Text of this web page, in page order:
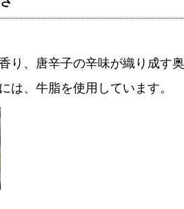
り、唐辛子の辛味が織り成す
は、牛脂を使用しています。